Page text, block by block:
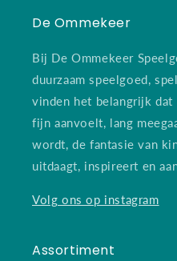
De Ommekeer
Bij De Ommekeer
duurzaam speelgoed,
vinden het belangrijk
fijn aanvoelt, lang
wordt, de fantasie van
uitdaagt, inspireert en
Volg ons op instagram
Assortiment